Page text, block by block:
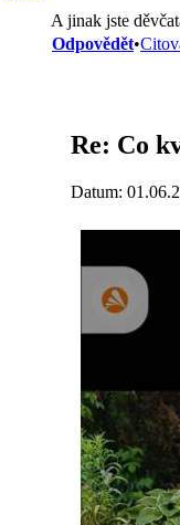
A jinak jste
Odpovědět•
Re: Co
Datum: